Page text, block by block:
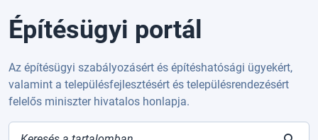
Építésügyi portál
Az építésügyi szabályozásért és építéshatósági ügyekért,
valamint a településfejlesztésért és településrendezésért
felelős miniszter hivatalos honlapja.